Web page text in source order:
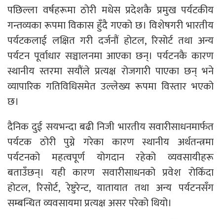
पछिल्ला वर्षहरूमा ठोरी मधेस प्रदेशकै प्रमुख पर्यटकीय
गन्तव्यका रूपमा विकास हुँदै गएको छ। विशेषगरी भारतीय
पर्यटकलाई लक्षित गरी दर्जनौं होटल, रिसोर्ट तथा अन्य
पर्यटन पूर्वाधार सञ्चालनमा आएका छन्। पर्यटनकै कारण
स्थानीय स्तरमा सयौंले प्रत्यक्ष रोजगारी पाएका छन् भने
व्यापारिक गतिविधिसमेत उल्लेख्य रूपमा विस्तार भएको
छ।
दैनिक दुई सयभन्दा बढी निजी भारतीय सवारीसाधनमार्फत
पर्यटक ठोरी पुग्ने गरेका कारण स्थानीय अर्थतन्त्रमा
पर्यटनको महत्वपूर्ण योगदान रहेको व्यवसायीहरू
बताउँछन्। यही कारण सवारीसाधनको प्रवेश रोकिँदा
होटल, रिसोर्ट, रेष्टुरेन्ट, यातायात तथा अन्य पर्यटनसँग
सम्बन्धित व्यवसायमा प्रत्यक्ष असर परेको थियो।